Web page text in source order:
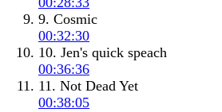
9. Cosmic
00:32:30
10. Jen's quick speach
00:36:36
11. Not Dead Yet
00:38:05